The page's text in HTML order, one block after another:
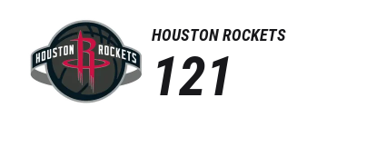
HOUSTON ROCKETS
121